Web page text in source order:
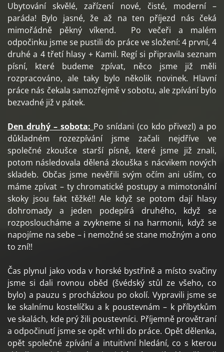
Ubytování skvělé, zařízení nové, čisté, moderní –
paráda! Bylo jasné, že až na ten příjezd nás čeká
mimořádně pěkný víkend. Po večeři a malém
odpočinku jsme se pustili do práce ve složení: 4 první, 4
druhé a 4 třetí hlasy + Kamil. Regí si připravila seznam
písní, které budeme zpívat, něco jsme již měli
rozpracováno, ale taky bylo několik novinek. Hlavní
práce nás čekala samozřejmě v sobotu, ale zpívání bylo
bezvadné již v pátek.
Den druhý – sobota: Po snídani (co kdo přivezl) a po
důkladném rozezpívání jsme začali nejdříve ve
společné zkoušce starší písně, které jsme již znali,
potom následovala dělená zkouška s nácvikem nových
skladeb. Občas jsme nevěřili svým očím ani uším, co
máme zpívat – ty chromatické postupy a mimotonální
skoky jsou fakt těžké!! Ale když se potom dají hlasy
dohromady a jeden podepírá druhého, když se
rozposloucháme a zvykneme si na harmonii, když se
napojíme na sebe – i nemožné se stane možným a ono
to zní!!
Čas plynul jako voda v horské bystřině a místo svačiny
jsme si dali rovnou oběd (švédský stůl ze všeho, co
bylo) a pauzu s procházkou po okolí. Vypravili jsme se
ke skalnímu kostelíčku a k poustevnám – k příbytkům
ve skalách, kde prý žili poustevníci. Příjemně provětraní
a odpočinutí jsme se opět vrhli do práce. Opět dělenka,
opět společné zpívání a intuitivní hledání, co s kterou